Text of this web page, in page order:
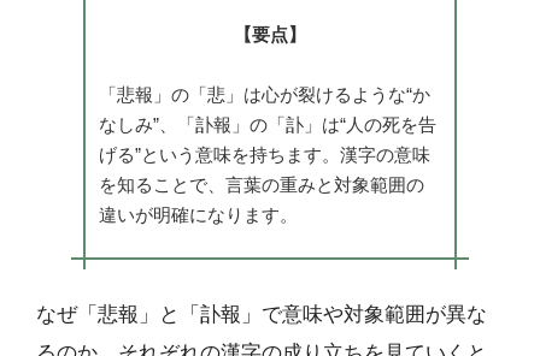
【要点】
「悲報」の「悲」は心が裂けるような“か
なしみ”、「訃報」の「訃」は“人の死を告
げる”という意味を持ちます。漢字の意味
を知ることで、言葉の重みと対象範囲の
違いが明確になります。
なぜ「悲報」と「訃報」で意味や対象範囲が異な